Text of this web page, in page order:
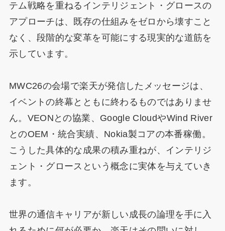
テム戦略を重ねるインテリジェント・グロースの
アプローチは、既存の仕組みをゼロから壊すこと
なく、段階的な変革を可能にする現実的な道筋を
示しています。
MWC26の会場で楽天が発信したメッセージは、
イベントの終幕とともに終わるものではありませ
ん。VEONとの協業、Google CloudやWind River
とのOEM・統合実績、Nokia製コアの本番稼働。
こうした具体的な成果の積み重ねが、インテリジ
ェント・グロースという概念に実体を与えていき
ます。
世界の通信キャリアが新しい成長の論理を手に入